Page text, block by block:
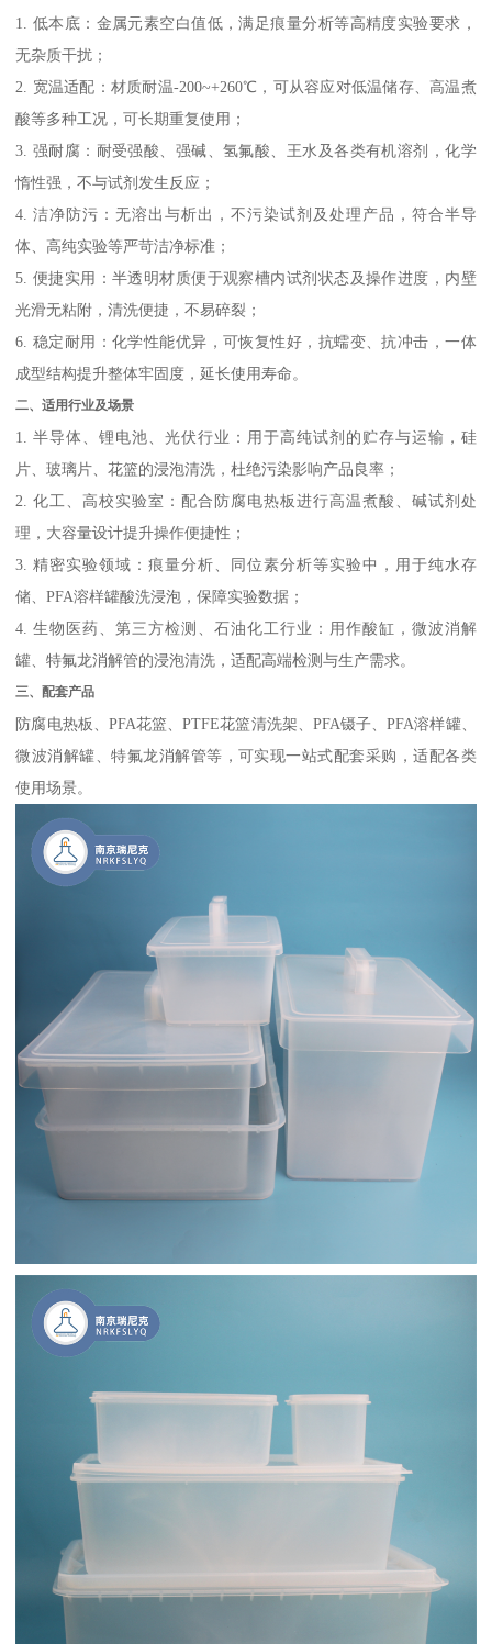
1. 低本底：金属元素空白值低，满足痕量分析等高精度实验要求，
无杂质干扰；
2. 宽温适配：材质耐温-200~+260℃，可从容应对低温储存、高温煮
酸等多种工况，可长期重复使用；
3. 强耐腐：耐受强酸、强碱、氢氟酸、王水及各类有机溶剂，化学
惰性强，不与试剂发生反应；
4. 洁净防污：无溶出与析出，不污染试剂及处理产品，符合半导
体、高纯实验等严苛洁净标准；
5. 便捷实用：半透明材质便于观察槽内试剂状态及操作进度，内壁
光滑无粘附，清洗便捷，不易碎裂；
6. 稳定耐用：化学性能优异，可恢复性好，抗蠕变、抗冲击，一体
成型结构提升整体牢固度，延长使用寿命。
二、适用行业及场景
1. 半导体、锂电池、光伏行业：用于高纯试剂的贮存与运输，硅
片、玻璃片、花篮的浸泡清洗，杜绝污染影响产品良率；
2. 化工、高校实验室：配合防腐电热板进行高温煮酸、碱试剂处
理，大容量设计提升操作便捷性；
3. 精密实验领域：痕量分析、同位素分析等实验中，用于纯水存
储、PFA溶样罐酸洗浸泡，保障实验数据；
4. 生物医药、第三方检测、石油化工行业：用作酸缸，微波消解
罐、特氟龙消解管的浸泡清洗，适配高端检测与生产需求。
三、配套产品
防腐电热板、PFA花篮、PTFE花篮清洗架、PFA镊子、PFA溶样罐、
微波消解罐、特氟龙消解管等，可实现一站式配套采购，适配各类
使用场景。